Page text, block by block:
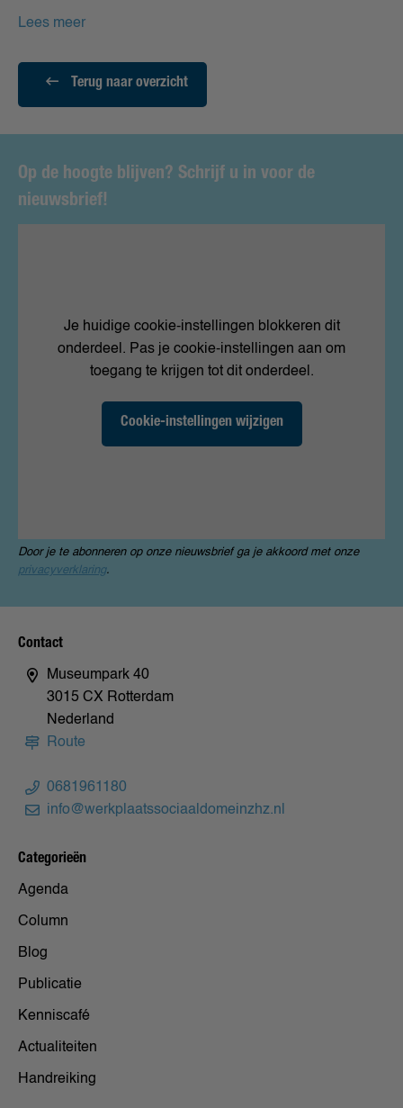
Lees meer
Terug naar overzicht
Op de hoogte blijven? Schrijf u in voor de
nieuwsbrief!
Je huidige cookie-instellingen blokkeren dit
onderdeel. Pas je cookie-instellingen aan om
toegang te krijgen tot dit onderdeel.
Cookie-instellingen wijzigen
Door je te abonneren op onze nieuwsbrief ga je akkoord met onze
privacyverklaring.
Categorieën
Agenda
Column
Blog
Publicatie
Kenniscafé
Actualiteiten
Handreiking
Contact
Museumpark 40
3015 CX Rotterdam
Nederland
Route
0681961180
info@werkplaatssociaaldomeinzhz.nl